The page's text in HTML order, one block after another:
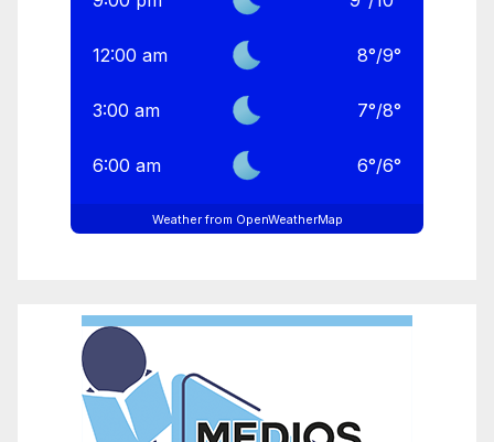
12:00 am 8°/9°
3:00 am 7°/8°
6:00 am 6°/6°
Weather from OpenWeatherMap